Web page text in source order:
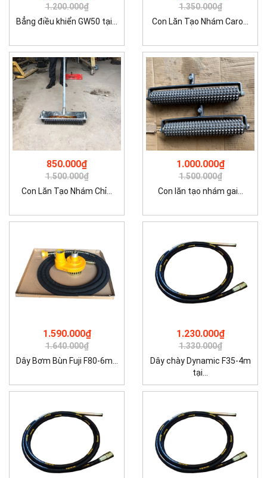
1.200.000₫
Bẳng điều khiển GW50 tại...
1.350.000₫
Con Lăn Tạo Nhám Caro...
850.000₫
1.500.000₫
Con Lăn Tạo Nhám Chỉ...
1.000.000₫
1.500.000₫
Con lăn tạo nhám gai...
1.590.000₫
1.640.000₫
Dây Bơm Bùn Fuji F80-6m...
1.230.000₫
1.330.000₫
Dây chày Dynamic F35-4m
tại...